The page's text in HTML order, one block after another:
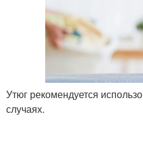
Утюг рекомендуется
случаях.